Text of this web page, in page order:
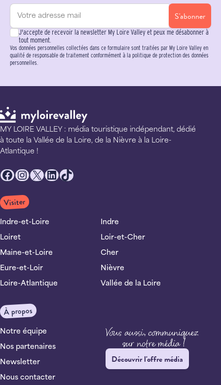
S'abonner
J'accepte de recevoir la newsletter My Loire Valley et peux me désabonner à
tout moment.
Vos données personnelles collectées dans ce formulaire sont traitées par My Loire Valley en
qualité de responsable de traitement conformément à la politique de protection des données
personnelles.
MY LOIRE VALLEY : média touristique indépendant, dédié
à toute la Vallée de la Loire, de la Nièvre à la Loire-
Atlantique !
Facebook
Instagram
X LinkedIn
TikTok
Visiter
Indre-et-Loire Indre
Loiret Loir-et-Cher
Maine-et-Loire Cher
Eure-et-Loir Nièvre
Loire-Atlantique Vallée de la Loire
À propos
Notre équipe
Nos partenaires
Newsletter
Nous contacter
Découvrir l'offre média